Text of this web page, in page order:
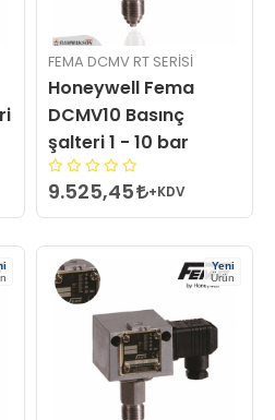
FEMA DCMV RT SERİSİ
Honeywell Fema
DCMV10 Basınç
şalteri 1 - 10 bar
9.525,45 +KDV
Yeni
Ürün